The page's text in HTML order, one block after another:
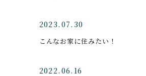
2023.07.30
こんなお家に住みたい！
2022.06.16